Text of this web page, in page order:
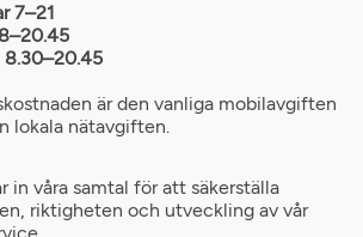
7–21
8.30–20.45
är den vanliga mobilavgiften
lokala nätavgiften.
in våra samtal för att säkerställa
riktigheten och utveckling av vår